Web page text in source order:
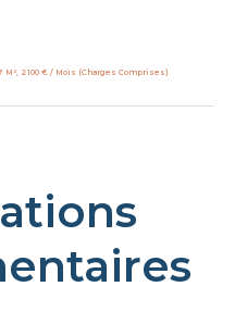
2 100 € / Mois (Charges Comprises)